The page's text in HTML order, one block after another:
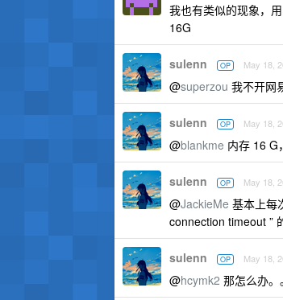
我也有类似的现象，
16G
sulenn OP May 18,
@superzou 我不开网
sulenn OP May 18,
@blankme 内存 16 G
sulenn OP May 18,
@JackieMe 基本上每
connection timeout ”
sulenn OP May 18,
@hcymk2 那怎么办。